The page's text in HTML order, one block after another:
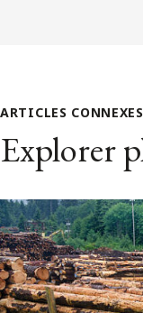
ARTICLES CONNEXES
Explorer